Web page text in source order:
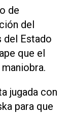
de
del
del Estado
que el
jugada con
para que